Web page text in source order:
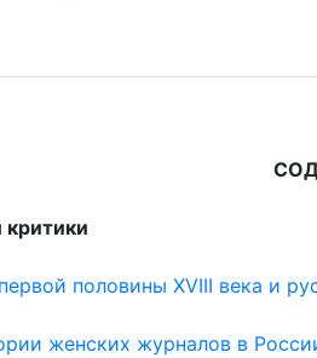
критики
половины XVIII века и
женских журналов в